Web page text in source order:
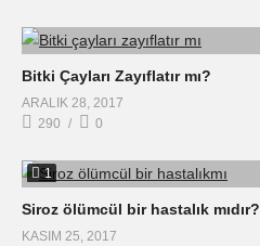
Bitki Çayları Zayıflatır mı?
ARALIK 28, 2017
290
0
1
Siroz ölümcül bir hastalık mıdır?
KASIM 25, 2017